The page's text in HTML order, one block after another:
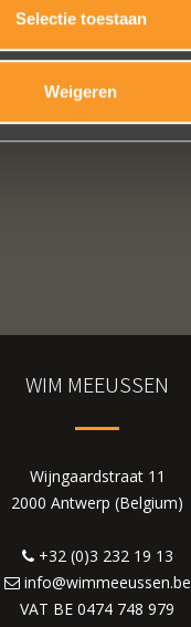
Selectie toestaan
Weigeren
Bekijk al onze reviews
WIM MEEUSSEN
Wijngaardstraat 11
2000 Antwerp (Belgium)
+32 (0)3 232 19 13
info@wimmeeussen.be
VAT BE 0474 748 979